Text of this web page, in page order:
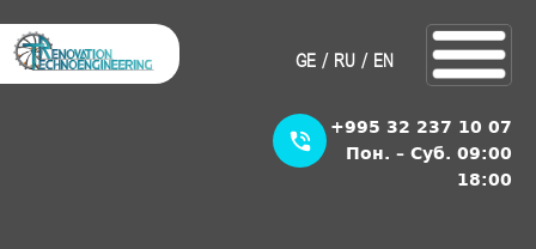
GE / RU / EN
+995 32 237 10 07
Пон. – Суб. 09:00
18:00